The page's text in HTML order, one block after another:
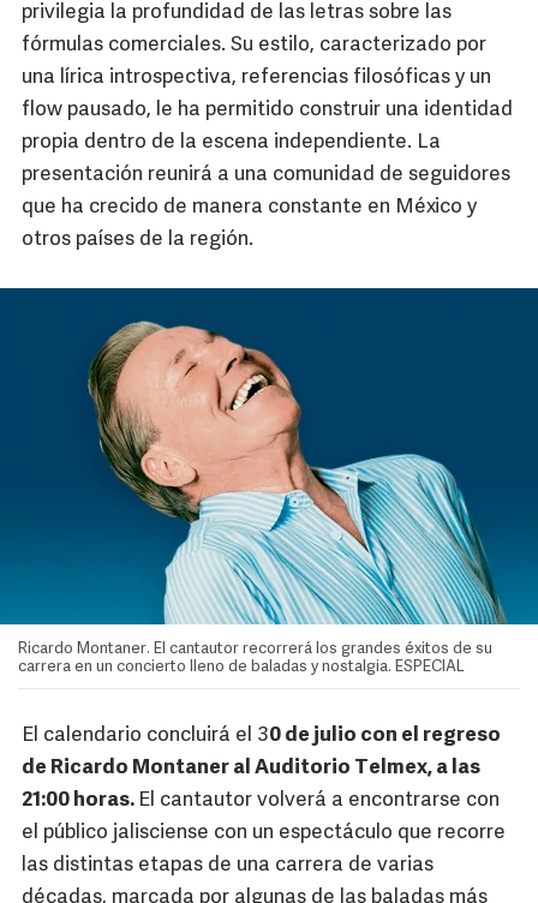
privilegia la profundidad de las letras sobre las
fórmulas comerciales. Su estilo, caracterizado por
una lírica introspectiva, referencias filosóficas y un
flow pausado, le ha permitido construir una identidad
propia dentro de la escena independiente. La
presentación reunirá a una comunidad de seguidores
que ha crecido de manera constante en México y
otros países de la región.
Ricardo Montaner. El cantautor recorrerá los grandes éxitos de su
carrera en un concierto lleno de baladas y nostalgia. ESPECIAL
El calendario concluirá el 30 de julio con el regreso
de Ricardo Montaner al Auditorio Telmex, a las
21:00 horas. El cantautor volverá a encontrarse con
el público jalisciense con un espectáculo que recorre
las distintas etapas de una carrera de varias
décadas, marcada por algunas de las baladas más